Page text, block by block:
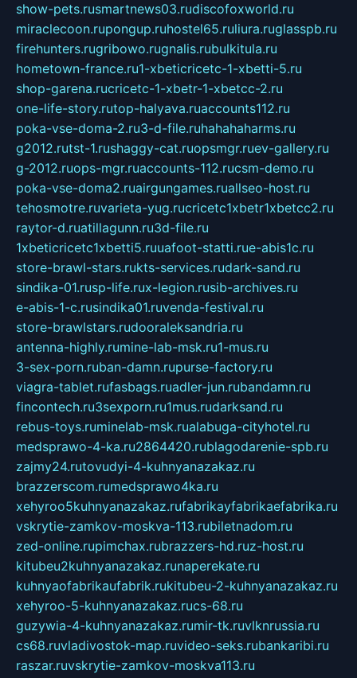
show-pets.rusmartnews03.rudiscofoxworld.ru
miraclecoon.rupongup.ruhostel65.ruliura.ruglasspb.ru
firehunters.rugribowo.rugnalis.rubulkitula.ru
hometown-france.ru1-xbeticricetc-1-xbetti-5.ru
shop-garena.rucricetc-1-xbetr-1-xbetcc-2.ru
one-life-story.rutop-halyava.ruaccounts112.ru
poka-vse-doma-2.ru3-d-file.ruhahahaharms.ru
g2012.rutst-1.rushaggy-cat.ruopsmgr.ruev-gallery.ru
g-2012.ruops-mgr.ruaccounts-112.rucsm-demo.ru
poka-vse-doma2.ruairgungames.ruallseo-host.ru
tehosmotre.ruvarieta-yug.rucricetc1xbetr1xbetcc2.ru
raytor-d.ruatillagunn.ru3d-file.ru
1xbeticricetc1xbetti5.ruuafoot-statti.rue-abis1c.ru
store-brawl-stars.rukts-services.rudark-sand.ru
sindika-01.rusp-life.rux-legion.rusib-archives.ru
e-abis-1-c.rusindika01.ruvenda-festival.ru
store-brawlstars.rudooraleksandria.ru
antenna-highly.rumine-lab-msk.ru1-mus.ru
3-sex-porn.ruban-damn.rupurse-factory.ru
viagra-tablet.rufasbags.ruadler-jun.rubandamn.ru
fincontech.ru3sexporn.ru1mus.rudarksand.ru
rebus-toys.ruminelab-msk.rualabuga-cityhotel.ru
medsprawo-4-ka.ru2864420.rublagodarenie-spb.ru
zajmy24.rutovudyi-4-kuhnyanazakaz.ru
brazzerscom.rumedsprawo4ka.ru
xehyroo5kuhnyanazakaz.rufabrikayfabrikaefabrika.ru
vskrytie-zamkov-moskva-113.rubiletnadom.ru
zed-online.rupimchax.rubrazzers-hd.ruz-host.ru
kitubeu2kuhnyanazakaz.runaperekate.ru
kuhnyaofabrikaufabrik.rukitubeu-2-kuhnyanazakaz.ru
xehyroo-5-kuhnyanazakaz.rucs-68.ru
guzywia-4-kuhnyanazakaz.rumir-tk.ruvlknrussia.ru
cs68.ruvladivostok-map.ruvideo-seks.rubankaribi.ru
raszar.ruvskrytie-zamkov-moskva113.ru